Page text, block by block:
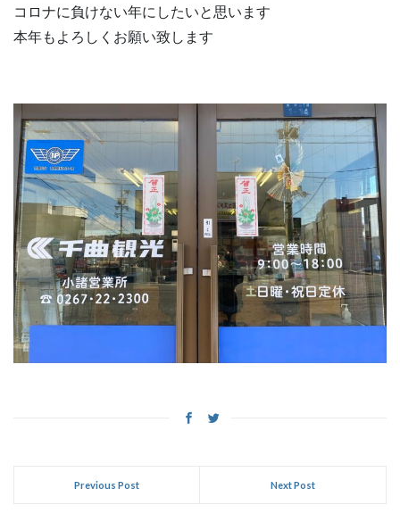
コロナに負けない年にしたいと思います
本年もよろしくお願い致します
Previous Post Next Post